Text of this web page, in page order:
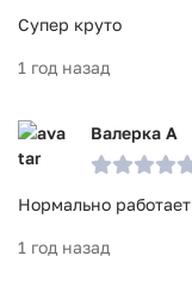
Супер круто
1 год назад
Валерка А
Нормально работает
1 год назад